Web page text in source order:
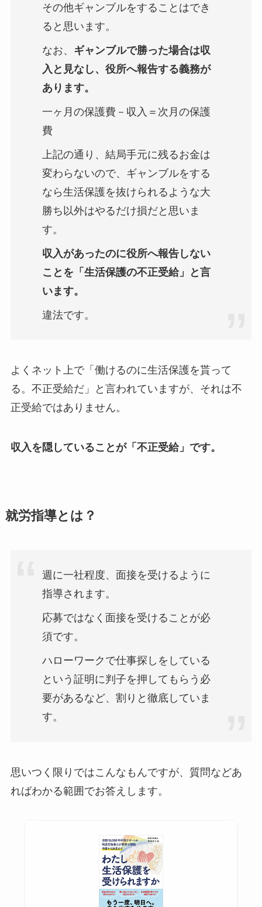
その他ギャンブルをすることはでき
ると思います。
なお、 ギャンブルで勝った場合は収
入と見なし、役所へ報告する義務が
あります。
一ヶ月の保護費－収入＝次月の保護
費
上記の通り、結局手元に残るお金は
変わらないので、ギャンブルをする
なら生活保護を抜けられるような大
勝ち以外はやるだけ損だと思いま
す。
収入があったのに役所へ報告しない
ことを「生活保護の不正受給」と言
います。
違法です。
よくネット上で「働けるのに生活保護を貰って
る。不正受給だ」と言われていますが、それは不
正受給ではありません。
収入を隠していることが「不正受給」です。
就労指導とは？
週に一社程度、面接を受けるように
指導されます。
応募ではなく面接を受けることが必
須です。
ハローワークで仕事探しをしている
という証明に判子を押してもらう必
要があるなど、割りと徹底していま
す。
思いつく限りではこんなもんですが、質問などあ
ればわかる範囲でお答えします。